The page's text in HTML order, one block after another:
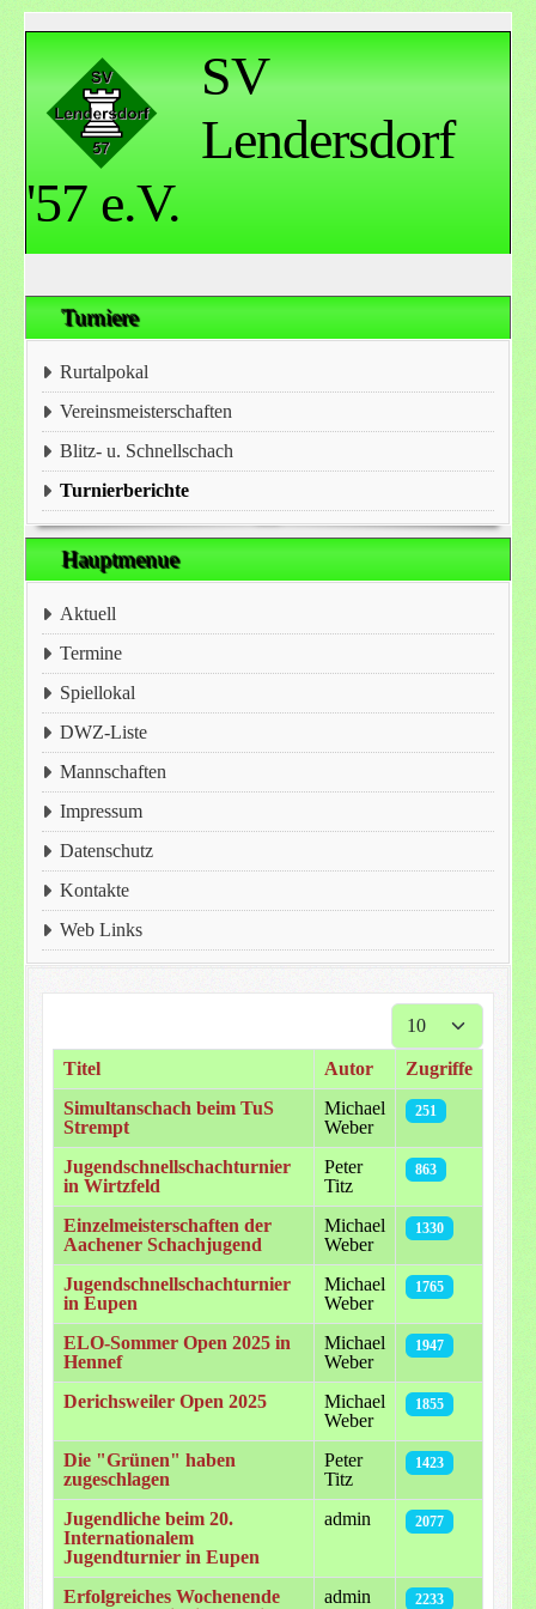
SV
Lendersdorf
'57 e.V.
Turniere
Rurtalpokal
Vereinsmeisterschaften
Blitz- u. Schnellschach
Turnierberichte
Hauptmenue
Aktuell
Termine
Spiellokal
DWZ-Liste
Mannschaften
Impressum
Datenschutz
Kontakte
Web Links
Anzeige #
Titel Autor
Zugriffe
Simultanschach beim TuS
Strempt
Michael
Weber
251
Jugendschnellschachturnier
in Wirtzfeld
Peter
Titz
863
Einzelmeisterschaften der
Aachener Schachjugend
Michael
Weber
1330
Jugendschnellschachturnier
in Eupen
Michael
Weber
1765
ELO-Sommer Open 2025 in
Hennef
Michael
Weber
1947
Derichsweiler Open 2025
Michael
Weber
1855
Die "Grünen" haben
zugeschlagen
Peter
Titz
1423
Jugendliche beim 20.
Internationalem
Jugendturnier in Eupen
admin 2077
Erfolgreiches Wochenende
admin 2233